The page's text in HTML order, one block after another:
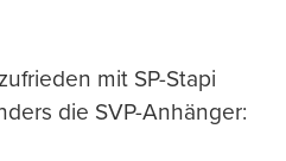
mit SP-Stapi
die SVP-Anhänger: